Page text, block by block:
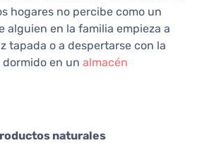
hogares no percibe como un
alguien en la familia empieza a
tapada o a despertarse con la
en un almacén
naturales